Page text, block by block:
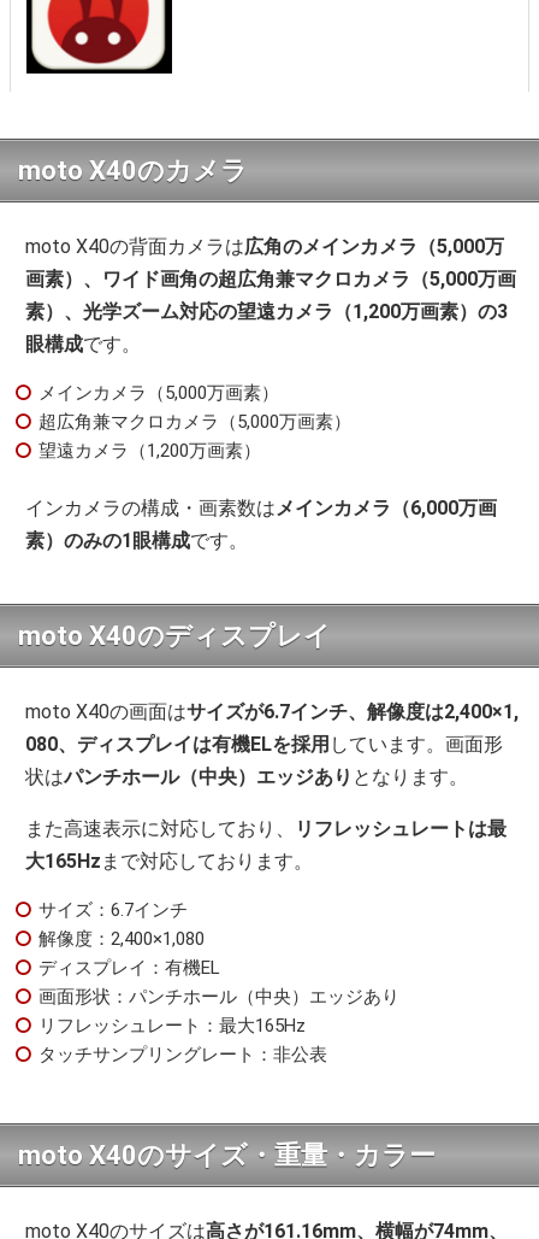
moto X40のカメラ
moto X40の背面カメラは広角のメインカメラ（5,000万
画素）、ワイド画角の超広角兼マクロカメラ（5,000万画
素）、光学ズーム対応の望遠カメラ（1,200万画素）の3
眼構成です。
メインカメラ（5,000万画素）
超広角兼マクロカメラ（5,000万画素）
望遠カメラ（1,200万画素）
インカメラの構成・画素数はメインカメラ（6,000万画
素）のみの1眼構成です。
moto X40のディスプレイ
moto X40の画面はサイズが6.7インチ、解像度は2,400×1,
080、ディスプレイは有機ELを採用 しています。画面形
状はパンチホール（中央）エッジあり となります。
また高速表示に対応しており、
リフレッシュレートは最
大165Hz まで対応しております。
サイズ：6.7インチ
解像度：2,400×1,080
ディスプレイ：有機EL
画面形状：パンチホール（中央）エッジあり
リフレッシュレート：最大165Hz
タッチサンプリングレート：非公表
moto X40のサイズ・重量・カラー
moto X40のサイズは高さが161.16mm、横幅が74mm、